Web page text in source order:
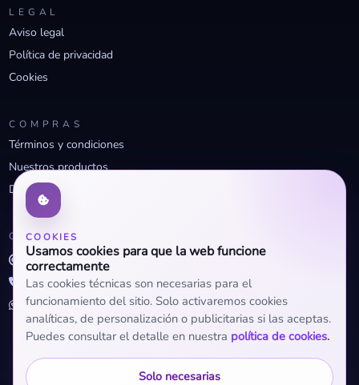
COOKIES
Usamos cookies para que la web funcione
correctamente
Las cookies técnicas son necesarias para el
funcionamiento del sitio. Solo activaremos cookies
analíticas, de personalización o publicitarias si las aceptas.
Puedes consultar el detalle en nuestra política de cookies.
Solo necesarias
LEGAL
Aviso legal
Política de privacidad
Cookies
COMPRAS
Términos y condiciones
Nuestros productos
Descuentos profesionales
CONTACTO
info@openclima.com
919 32 73 23
+34 623 56 04 93 (WhatsApp)